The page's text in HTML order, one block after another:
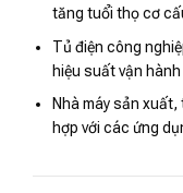
tăng tuổi thọ cơ
Tủ điện công
hiệu suất vận
Nhà máy sản xuất,
hợp với các ứng